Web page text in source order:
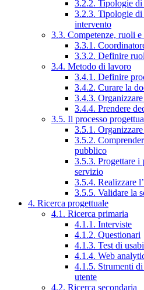
3.2.2. Tipologie di
3.2.3. Tipologie di
intervento
3.3. Competenze, ruoli
3.3.1.
3.3.2. Definire
3.4. Metodo di lavoro
3.4.1. Definire
3.4.2. Curare la
3.4.3.
3.4.4. Prendere
3.5. Il processo
3.5.1.
3.5.2.
pubblico
3.5.3. Progettare i
servizio
3.5.4. Realizzare
3.5.5. Validare la
4. Ricerca progettuale
4.1. Ricerca primaria
4.1.1. Interviste
4.1.2. Questionari
4.1.3. Test di
4.1.4. Web
4.1.5. Strumenti di
utente
4.2. Ricerca secondaria